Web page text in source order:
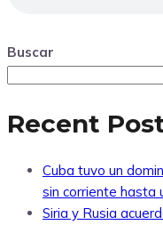
Buscar
Recent
Cuba tuvo un
sin corriente hasta
Siria y Rusia